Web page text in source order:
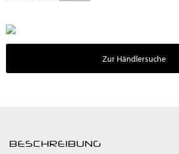
Zur Händlersuche
BESCHREIBUNG